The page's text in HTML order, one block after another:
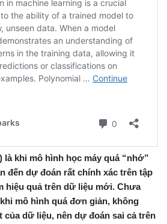
khi mô hình học máy quá “nhớ”
đến dự đoán rất chính xác trên tập
hiệu quả trên dữ liệu mới. Chưa
mô hình quá đơn giản, không
của dữ liệu, nên dự đoán sai cả trên